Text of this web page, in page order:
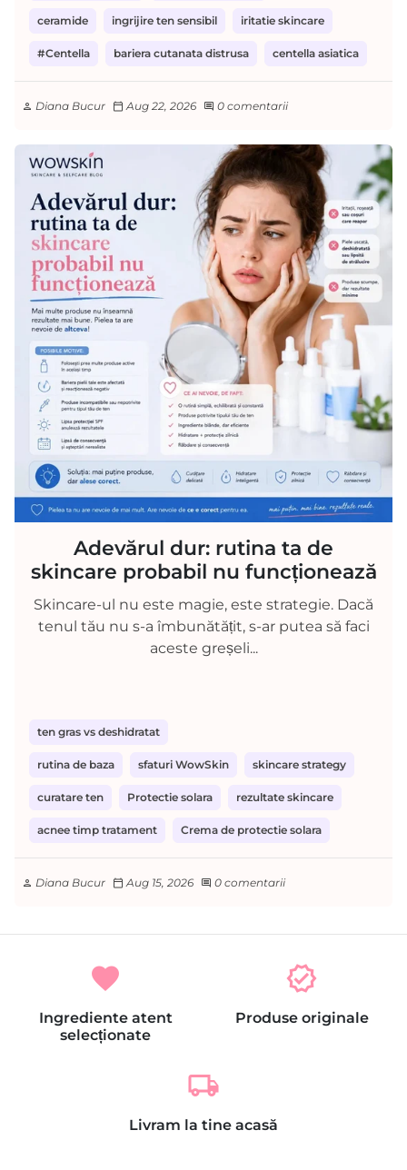
#Centella bariera cutanata distrusa centella asiatica
ceramide ingrijire ten sensibil iritatie skincare
person Diana Bucur calendar_today Aug 22, 2026 comment 0 comentarii
Adevărul dur: rutina ta de
skincare probabil nu funcționează
Skincare-ul nu este magie, este strategie. Dacă
tenul tău nu s-a îmbunătățit, s-ar putea să faci
aceste greșeli...
acnee timp tratament Crema de protectie solara
curatare ten Protectie solara rezultate skincare
rutina de baza sfaturi WowSkin skincare strategy
ten gras vs deshidratat
person Diana Bucur calendar_today Aug 15, 2026 comment 0 comentarii
favorite
Ingrediente atent
selecționate
verified
Produse originale
local_shipping
Livram la tine acasă